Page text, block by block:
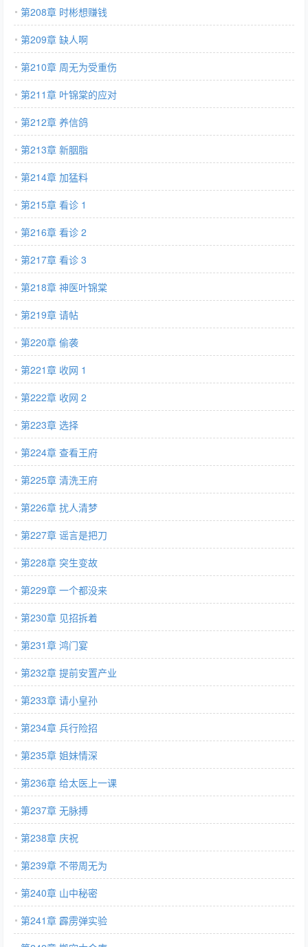
第208章 时彬想赚钱
第209章 缺人啊
第210章 周无为受重伤
第211章 叶锦棠的应对
第212章 养信鸽
第213章 新胭脂
第214章 加猛料
第215章 看诊 1
第216章 看诊 2
第217章 看诊 3
第218章 神医叶锦棠
第219章 请帖
第220章 偷袭
第221章 收网 1
第222章 收网 2
第223章 选择
第224章 查看王府
第225章 清洗王府
第226章 扰人清梦
第227章 谣言是把刀
第228章 突生变故
第229章 一个都没来
第230章 见招拆着
第231章 鸿门宴
第232章 提前安置产业
第233章 请小皇孙
第234章 兵行险招
第235章 姐妹情深
第236章 给太医上一课
第237章 无脉搏
第238章 庆祝
第239章 不带周无为
第240章 山中秘密
第241章 霹雳弹实验